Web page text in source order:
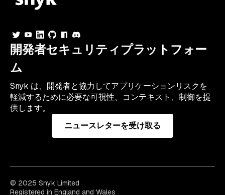
開発者セキュリティプラットフォー
ム
Snyk は、開発者と協力してアプリケーションリスクを
軽減するために必要な可視性、コンテキスト、制御を提
供します。
ニュースレターを受け取る
© 2025 Snyk Limited
Registered in England and Wales